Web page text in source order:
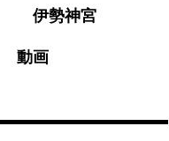
伊勢神宮
動画